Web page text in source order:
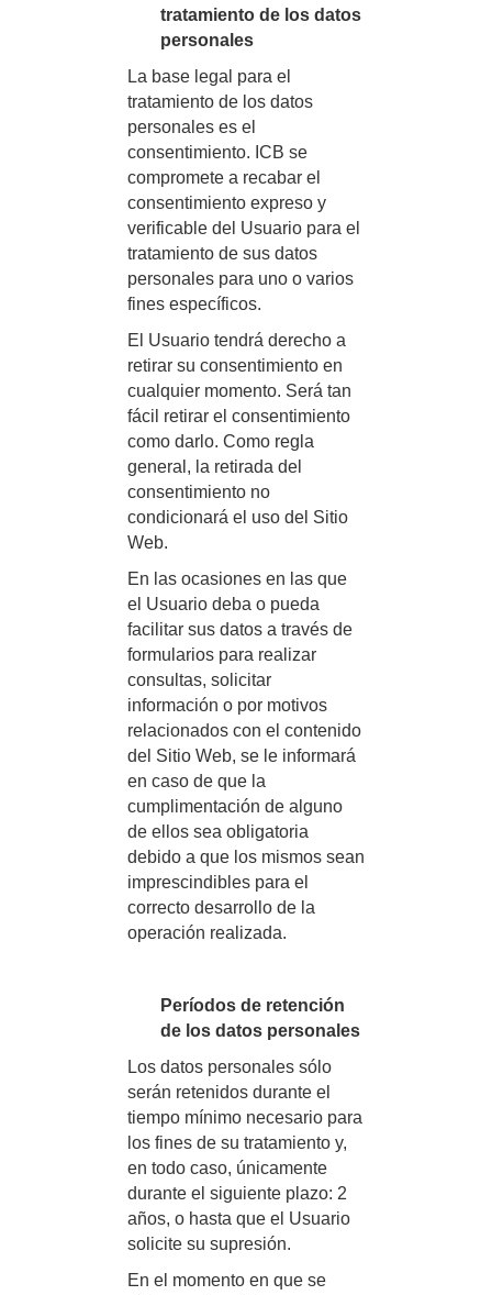
tratamiento de los datos
personales
La base legal para el
tratamiento de los datos
personales es el
consentimiento. ICB se
compromete a recabar el
consentimiento expreso y
verificable del Usuario para el
tratamiento de sus datos
personales para uno o varios
fines específicos.
El Usuario tendrá derecho a
retirar su consentimiento en
cualquier momento. Será tan
fácil retirar el consentimiento
como darlo. Como regla
general, la retirada del
consentimiento no
condicionará el uso del Sitio
Web.
En las ocasiones en las que
el Usuario deba o pueda
facilitar sus datos a través de
formularios para realizar
consultas, solicitar
información o por motivos
relacionados con el contenido
del Sitio Web, se le informará
en caso de que la
cumplimentación de alguno
de ellos sea obligatoria
debido a que los mismos sean
imprescindibles para el
correcto desarrollo de la
operación realizada.
Períodos de retención
de los datos personales
Los datos personales sólo
serán retenidos durante el
tiempo mínimo necesario para
los fines de su tratamiento y,
en todo caso, únicamente
durante el siguiente plazo: 2
años, o hasta que el Usuario
solicite su supresión.
En el momento en que se